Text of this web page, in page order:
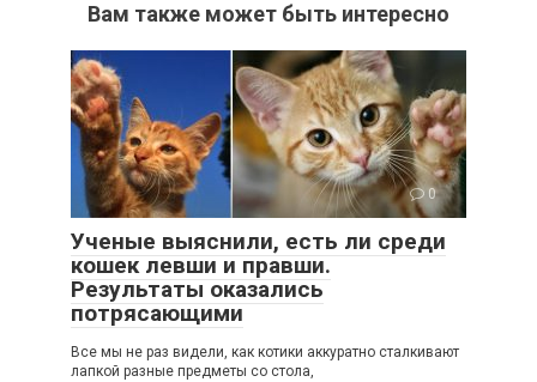
Вам также может быть интересно
0
Ученые выяснили, есть ли среди
кошек левши и правши.
Результаты оказались
потрясающими
Все мы не раз видели, как котики аккуратно сталкивают
лапкой разные предметы со стола,